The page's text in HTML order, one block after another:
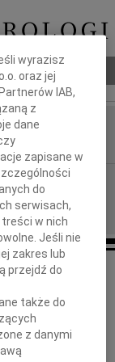
wyrazisz
oraz jej
IAB,
z
dane
zapisane w
do
serwisach,
w nich
Jeśli nie
zakres lub
przejdź do
także do
z danymi